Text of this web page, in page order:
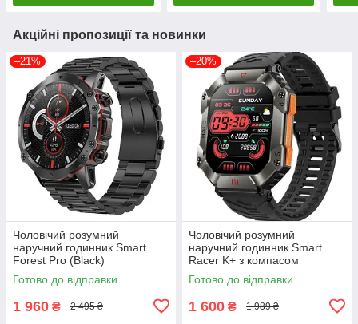
Акційні пропозиції та новинки
–21%
Чоловічий розумний
наручний годинник Smart
Forest Pro (Black)
Готово до відправки
1 960 ₴ 2 495 ₴
–20%
Чоловічий розумний
наручний годинник Smart
Racer K+ з компасом
(Чорний)
Готово до відправки
1 600 ₴ 1 989 ₴